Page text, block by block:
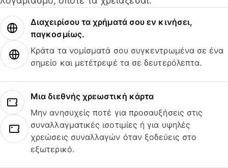
Διαχειρίσου τα χρήματά σου εν κινήσει,
παγκοσμίως.
Κράτα τα νομίσματά σου συγκεντρωμένα σε ένα
σημείο και μετέτρεψέ τα σε δευτερόλεπτα.
Μια διεθνής χρεωστική κάρτα
Μην ανησυχείς ποτέ για προσαυξήσεις στις
συναλλαγματικές ισοτιμίες ή για υψηλές
χρεώσεις συναλλαγών όταν ξοδεύεις στο
εξωτερικό.